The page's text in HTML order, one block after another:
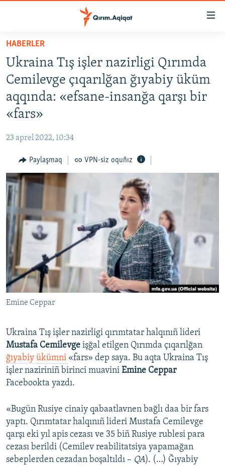
Esas
qaytmaq
Baş
navigatsiyağa
qaytmaq
Qıdıruvğa
HABERLER
SİYASET
İQTİSADİYAT
CEMİYET
İNSAN AQLARI
VİDEO
SÜRET
BLOGLAR
FİKİR
Русский
Українською
QOŞULIÑIZ!
RFE/RS bütün saytları
HABERLER
Ukraina Tış işler nazirligi Qırımda
Cemilevge çıqarılğan ğıyabiy üküm
aqqında: «efsane-insanğa qarşı bir
«fars»
23 aprel 2022, 10:34
Paylaşmaq VPN-siz oquñız
Emine Ceppar
Ukraina Tış işler nazirligi qırımtatar halqınıñ lideri
Mustafa Cemilevge işğal etilgen Qırımda çıqarılğan
ğıyabiy ükümni «fars» dep saya. Bu aqta Ukraina Tış
işler naziriniñ birinci muavini Emine Ceppar
Facebookta yazdı.
«Bugün Rusiye cinaiy qabaatlavnen bağlı daa bir fars
yaptı. Qırımtatar halqınıñ lideri Mustafa Cemilevge
qarşı eki yıl apis cezası ve 35 biñ Rusiye rublesi para
cezası berildi (Cemilev reabilitatsiya yapamağan
sebeplerden cezadan boşaltıldı – QA). (…) Ğıyabiy